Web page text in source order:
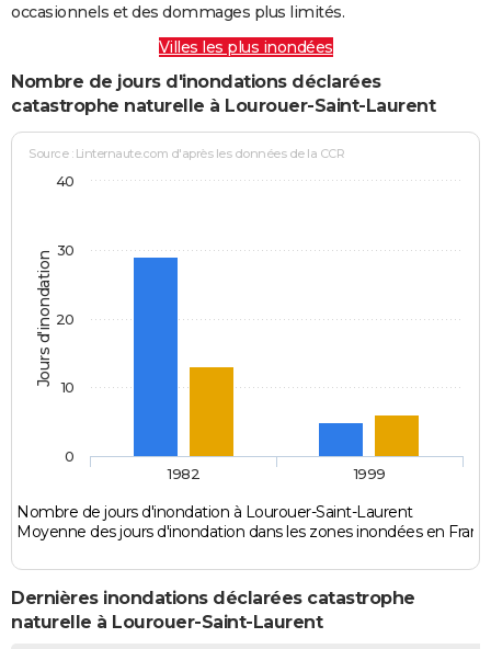
occasionnels et des dommages plus limités.
Villes les plus inondées
Nombre de jours d'inondations déclarées
catastrophe naturelle à Lourouer-Saint-Laurent
Jours d'inondation
Source : Linternaute.com d'après les données de la CCR
Nombre de jours d'inondation à Lourouer-Saint-Laurent
Moyenne des jours d'inondation dans les zones inondées en
1982 1999
0
10
20
30
40
Dernières inondations déclarées catastrophe
naturelle à Lourouer-Saint-Laurent